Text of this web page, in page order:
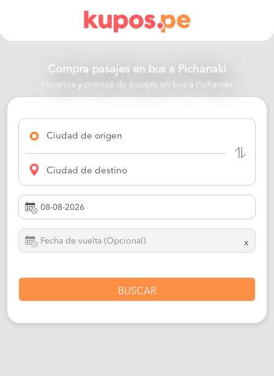
Compra pasajes en bus a Pichanaki
Horarios y precios de pasajes en bus a Pichanaki
Ciudad de origen
Ciudad de destino
x
BUSCAR